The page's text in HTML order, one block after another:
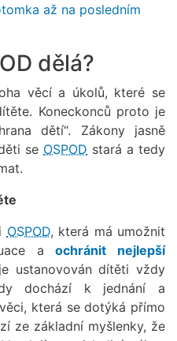
až na posledním
dělá?
věcí a úkolů, které se
Koneckonců proto je
dětí“. Zákony jasně
se OSPOD stará a tedy
OSPOD, která má umožnit
aochránit nejlepší
je ustanovován dítěti vždy
dochází k jednání a
která se dotýká přímo
ze základní myšlenky, že